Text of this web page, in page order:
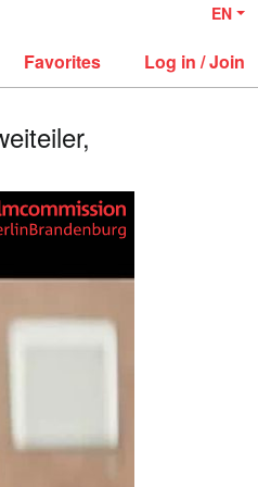
EN
Favorites Log in / Join